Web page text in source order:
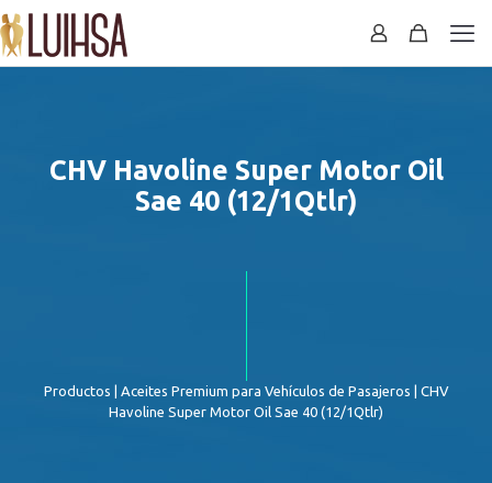
CHV Havoline Super Motor Oil
Sae 40 (12/1Qtlr)
Productos Aceites Premium para Vehículos de Pasajeros | CHV
Havoline Super Motor Oil Sae 40 (12/1Qtlr)